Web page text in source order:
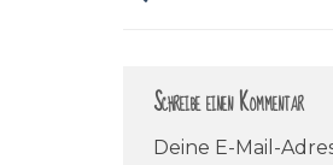
Schreibe einen Kommentar
Deine E-Mail-